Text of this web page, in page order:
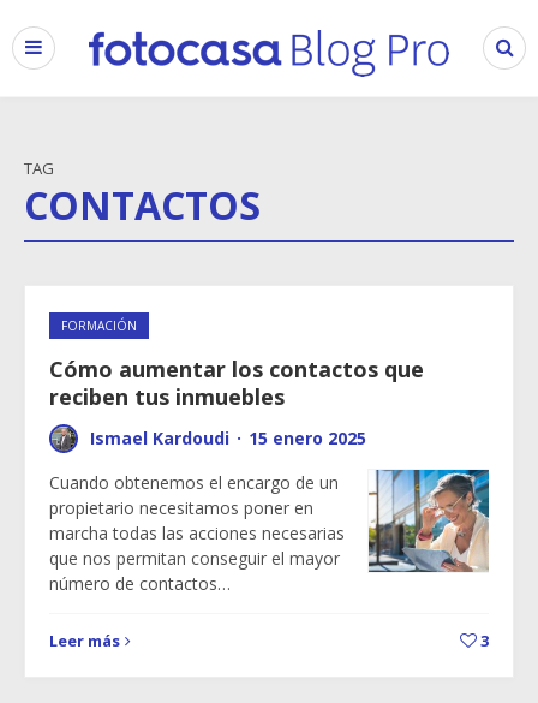
TAG
CONTACTOS
FORMACIÓN
Cómo aumentar los contactos que
reciben tus inmuebles
Ismael Kardoudi · 15 enero 2025
Cuando obtenemos el encargo de un
propietario necesitamos poner en
marcha todas las acciones necesarias
que nos permitan conseguir el mayor
número de contactos…
Leer más 3